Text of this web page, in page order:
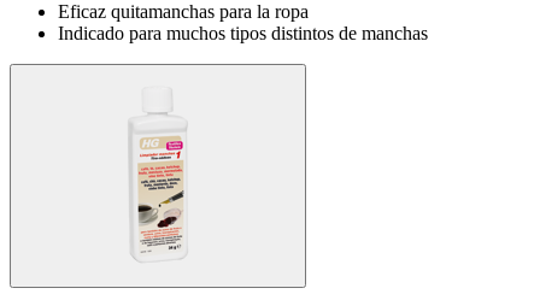
Eficaz quitamanchas para la ropa
Indicado para muchos tipos distintos de manchas